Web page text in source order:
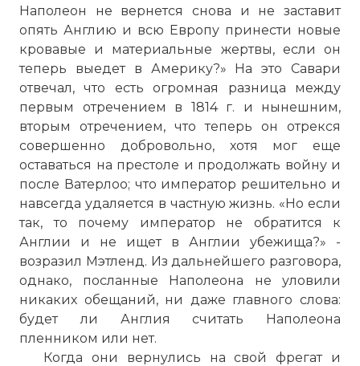
Наполеон не вернется снова и не заставит
опять Англию и всю Европу принести новые
кровавые и материальные жертвы, если он
теперь выедет в Америку?» На это Савари
отвечал, что есть огромная разница между
первым отречением в 1814 г. и нынешним,
вторым отречением, что теперь он отрекся
совершенно добровольно, хотя мог еще
оставаться на престоле и продолжать войну и
после Ватерлоо; что император решительно и
навсегда удаляется в частную жизнь. «Но если
так, то почему император не обратится к
Англии и не ищет в Англии убежища?» -
возразил Мэтленд. Из дальнейшего разговора,
однако, посланные Наполеона не уловили
никаких обещаний, ни даже главного слова:
будет ли Англия считать Наполеона
пленником или нет.
Когда они вернулись на свой фрегат и